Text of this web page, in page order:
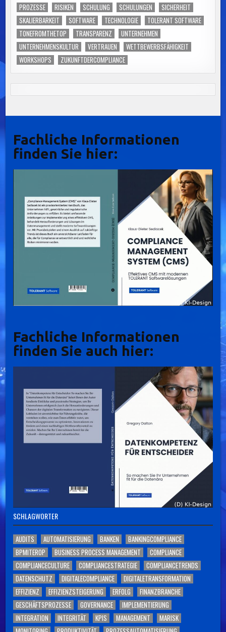
PROZESSE
RISIKEN SCHULUNG SCHULUNGEN
SICHERHEIT
SKALIERBARKEIT
SOFTWARE TECHNOLOGIE
TOLERANT SOFTWARE
TONEFROMTHETOP
TRANSPARENZ
UNTERNEHMEN
UNTERNEHMENSKULTUR
VERTRAUEN
WETTBEWERBSFÄHIGKEIT
WORKSHOPS
ZUKUNFTDERCOMPLIANCE
Fachliche Informationen
finden Sie hier:
Fachliche Informationen
finden Sie auch hier:
SCHLAGWÖRTER
AUDITS AUTOMATISIERUNG BANKEN
BANKINGCOMPLIANCE
BPMITEROP
BUSINESS PROCESS MANAGEMENT
COMPLIANCE
COMPLIANCECULTURE
COMPLIANCESTRATEGIE
COMPLIANCETRENDS
DATENSCHUTZ
DIGITALECOMPLIANCE
DIGITALETRANSFORMATION
EFFIZIENZ
EFFIZIENZSTEIGERUNG ERFOLG
FINANZBRANCHE
GESCHÄFTSPROZESSE
GOVERNANCE
IMPLEMENTIERUNG
INTEGRATION
INTEGRITÄT KPIS MANAGEMENT
MARISK